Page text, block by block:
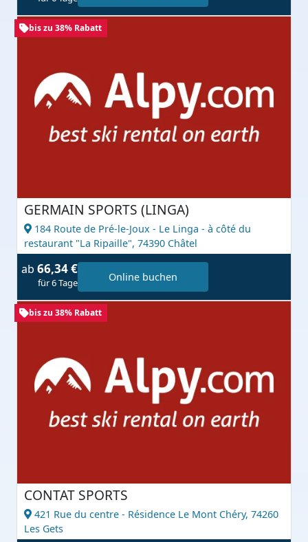
bis zu 38% Rabatt
GERMAIN SPORTS (LINGA)
184 Route de Pré-le-Joux - Le Linga - à côté du
restaurant "La Ripaille", 74390 Châtel
ab 66,34 €
für 6 Tage Online buchen
bis zu 38% Rabatt
CONTAT SPORTS
421 Rue du centre - Résidence Le Mont Chéry, 74260
Les Gets